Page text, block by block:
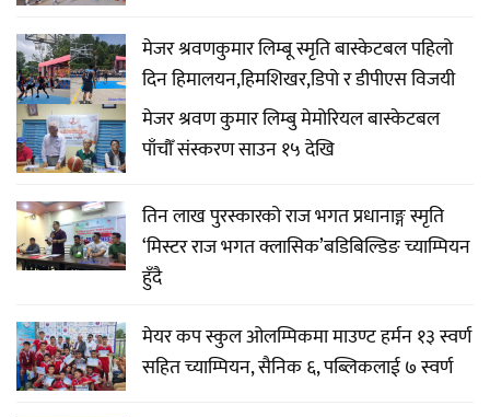
मेजर श्रवणकुमार लिम्बू स्मृति बास्केटबल पहिलो
दिन हिमालयन,हिमशिखर,डिपो र डीपीएस विजयी
मेजर श्रवण कुमार लिम्बु मेमोरियल बास्केटबल
पाँचौँ संस्करण साउन १५ देखि
तिन लाख पुरस्कारको राज भगत प्रधानाङ्ग स्मृति
‘मिस्टर राज भगत क्लासिक’बडिबिल्डिङ च्याम्पियन
हुँदै
मेयर कप स्कुल ओलम्पिकमा माउण्ट हर्मन १३ स्वर्ण
सहित च्याम्पियन, सैनिक ६, पब्लिकलाई ७ स्वर्ण